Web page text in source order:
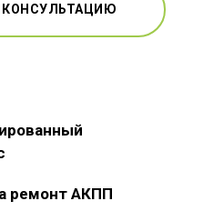
КОНСУЛЬТАЦИЮ
ремонт АКПП